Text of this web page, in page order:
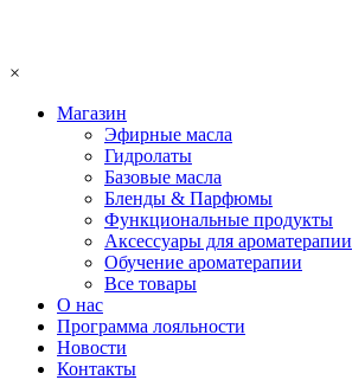
×
Магазин
Эфирные масла
Гидролаты
Базовые масла
Бленды & Парфюмы
Функциональные продукты
Аксессуары для ароматерапии
Обучение ароматерапии
Все товары
О нас
Программа лояльности
Новости
Контакты